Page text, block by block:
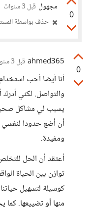
0
مجهول قبل 3 سنوات
حذف بواسطة
0
ahmed365 قبل 3 سنوات
أنا أيضا أحب
والتواصل. لكني
يسبب لي مشاكل
أن أضع حدودا لنفسي
ومفيدة.
أعتقد أن الحل
توازن بين الحياة
كوسيلة لتسهيل
منها أو تضييعها. كما